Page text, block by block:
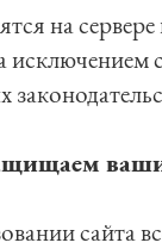
исключением